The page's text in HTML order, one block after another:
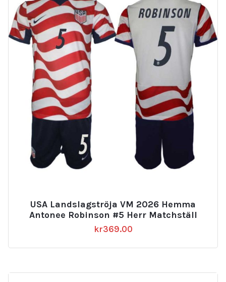
USA Landslagströja VM 2026 Hemma
Antonee Robinson #5 Herr Matchställ
kr369.00